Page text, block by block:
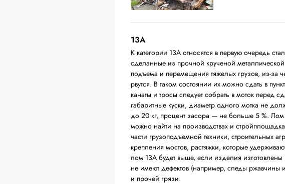
13А
К категории 13А относятся в первую очередь
сделанные из прочной крученой
подъема и перемещения тяжелых грузов, из-за
рвутся. В таком состоянии их можно сдать в
канаты и тросы следует собрать в моток перед
габаритные куски, диаметр одного мотка не
до 20 кг, процент засора — не больше 5 %. Лом
можно найти на производствах и
части грузоподъемной техники, строительных
крепления мостов, растяжки, которые
лом 13А будет выше, если изделия изготовлены
не имеют дефектов (например, следы ржавчины
и прочей грязи.